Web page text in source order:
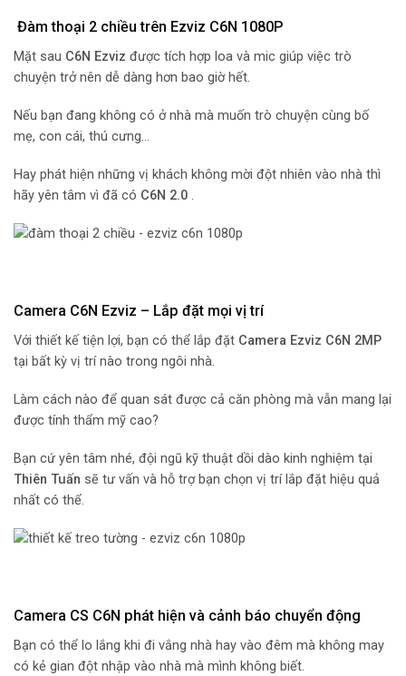
Đàm thoại 2 chiều trên Ezviz C6N 1080P
Mặt sau C6N Ezviz được tích hợp loa và mic giúp việc trò
chuyện trở nên dễ dàng hơn bao giờ hết.
Nếu bạn đang không có ở nhà mà muốn trò chuyện cùng bố
mẹ, con cái, thú cưng…
Hay phát hiện những vị khách không mời đột nhiên vào nhà thì
hãy yên tâm vì đã có C6N 2.0 .
Camera C6N Ezviz – Lắp đặt mọi vị trí
Với thiết kế tiện lợi, bạn có thể lắp đặt Camera Ezviz C6N 2MP
tại bất kỳ vị trí nào trong ngôi nhà.
Làm cách nào để quan sát được cả căn phòng mà vẫn mang lại
được tính thẩm mỹ cao?
Bạn cứ yên tâm nhé, đội ngũ kỹ thuật dồi dào kinh nghiệm tại
Thiên Tuấn sẽ tư vấn và hỗ trợ bạn chọn vị trí lắp đặt hiệu quả
nhất có thể.
Camera CS C6N phát hiện và cảnh báo chuyển động
Bạn có thể lo lắng khi đi vắng nhà hay vào đêm mà không may
có kẻ gian đột nhập vào nhà mà mình không biết.